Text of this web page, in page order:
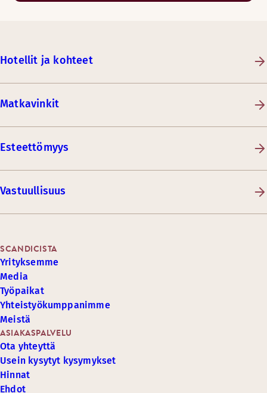
Hotellit ja kohteet
Matkavinkit
Esteettömyys
Vastuullisuus
ASIAKASPALVELU
Ota yhteyttä
Usein kysytyt kysymykset
Hinnat
Ehdot
SCANDICISTA
Yrityksemme
Media
Työpaikat
Yhteistyökumppanimme
Meistä